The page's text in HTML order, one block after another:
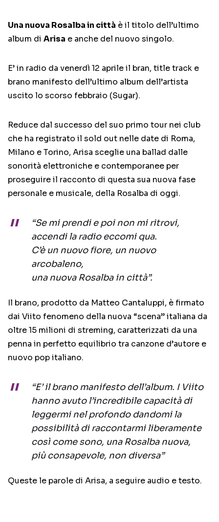
Una nuova Rosalba in città è il titolo dell’ultimo
album di Arisa e anche del nuovo singolo.
E’ in radio da venerdì 12 aprile il bran, title track e
brano manifesto dell’ultimo album dell’artista
uscito lo scorso febbraio (Sugar).
Reduce dal successo del suo primo tour nei club
che ha registrato il sold out nelle date di Roma,
Milano e Torino, Arisa sceglie una ballad dalle
sonorità elettroniche e contemporanee per
proseguire il racconto di questa sua nuova fase
personale e musicale, della Rosalba di oggi.
“Se mi prendi e poi non mi ritrovi,
accendi la radio eccomi qua.
C’è un nuovo fiore, un nuovo
arcobaleno,
una nuova Rosalba in città”.
Il brano, prodotto da Matteo Cantaluppi, è firmato
dai Viito fenomeno della nuova “scena” italiana da
oltre 15 milioni di streming, caratterizzati da una
penna in perfetto equilibrio tra canzone d’autore e
nuovo pop italiano.
“E’ il brano manifesto dell’album. I Viito
hanno avuto l’incredibile capacità di
leggermi nel profondo dandomi la
possibilità di raccontarmi liberamente
così come sono, una Rosalba nuova,
più consapevole, non diversa”
Queste le parole di Arisa, a seguire audio e testo.